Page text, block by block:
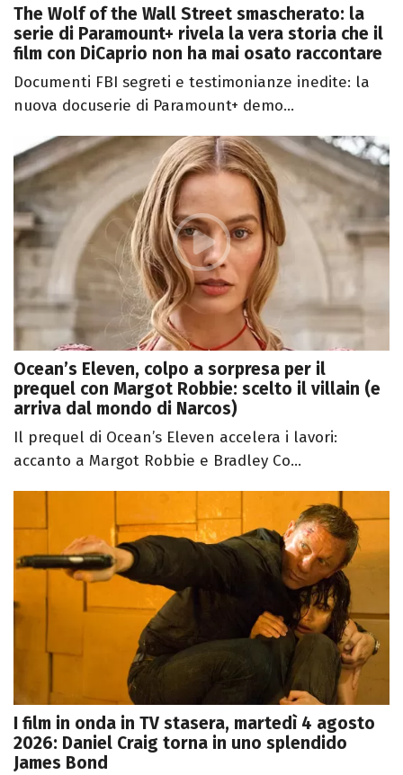
The Wolf of the Wall Street smascherato: la
serie di Paramount+ rivela la vera storia che il
film con DiCaprio non ha mai osato raccontare
Documenti FBI segreti e testimonianze inedite: la
nuova docuserie di Paramount+ demo...
Ocean’s Eleven, colpo a sorpresa per il
prequel con Margot Robbie: scelto il villain (e
arriva dal mondo di Narcos)
Il prequel di Ocean’s Eleven accelera i lavori:
accanto a Margot Robbie e Bradley Co...
I film in onda in TV stasera, martedì 4 agosto
2026: Daniel Craig torna in uno splendido
James Bond